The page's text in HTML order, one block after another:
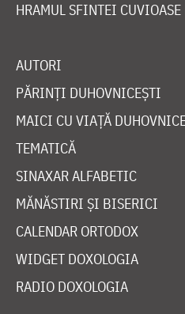
HRAMUL SFINTEI CUVIOASE
AUTORI
PĂRINȚI DUHOVNICEȘTI
MAICI CU VIAȚĂ
TEMATICĂ
SINAXAR ALFABETIC
MĂNĂSTIRI ȘI BISERICI
CALENDAR ORTODOX
WIDGET DOXOLOGIA
RADIO DOXOLOGIA